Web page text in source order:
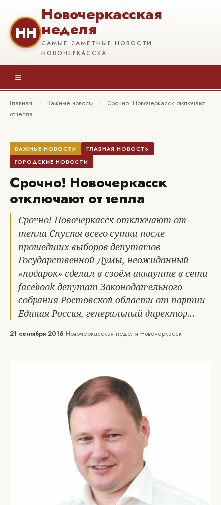
НН
Новочеркасская
неделя
САМЫЕ ЗАМЕТНЫЕ НОВОСТИ
НОВОЧЕРКАССКА
≡
Главная / Важные новости /
Срочно! Новочеркасск отключают
от тепла
ВАЖНЫЕ НОВОСТИ
ГЛАВНАЯ НОВОСТЬ
ГОРОДСКИЕ НОВОСТИ
Срочно! Новочеркасск
отключают от тепла
Срочно! Новочеркасск отключают от
тепла Спустя всего сутки после
прошедших выборов депутатов
Государственной Думы, неожиданный
«подарок» сделал в своём аккаунте в сети
facebook депутат Законодательного
собрания Ростовской области от партии
Единая Россия, генеральный директор…
21 сентября 2016•Новочеркасская неделя•Новочеркасск